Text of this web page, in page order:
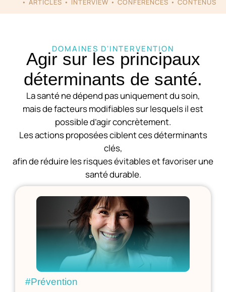
• ARTICLES • INTERVIEW • CONFÉRENCES • CONTENUS
DOMAINES D'INTERVENTION
Agir sur les principaux
déterminants de santé.
La santé ne dépend pas uniquement du soin,
mais de facteurs modifiables sur lesquels il est
possible d’agir concrètement.
Les actions proposées ciblent ces déterminants
clés,
afin de réduire les risques évitables et favoriser une
santé durable.
#Prévention